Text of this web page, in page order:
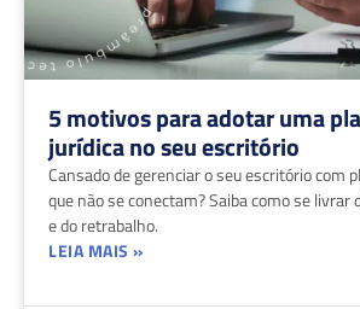
5 motivos para adotar uma
jurídica no seu escritório
Cansado de gerenciar o seu escritório com
que não se conectam? Saiba como se livrar
e do retrabalho.
LEIA MAIS »